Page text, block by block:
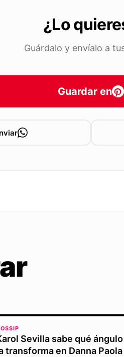
¿Lo
Guárdalo y envíalo a
Guardar en
Sevilla sabe qué
transforma en Danna Paola